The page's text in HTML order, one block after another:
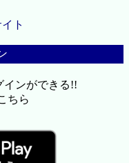
ト
インができる!!
ちら